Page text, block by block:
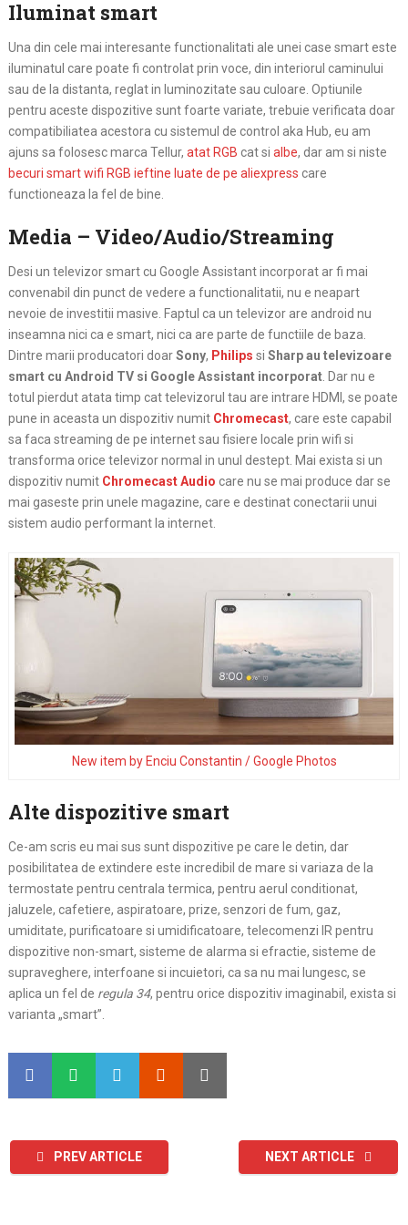
Iluminat smart
Una din cele mai interesante functionalitati ale unei case smart este
iluminatul care poate fi controlat prin voce, din interiorul caminului
sau de la distanta, reglat in luminozitate sau culoare. Optiunile
pentru aceste dispozitive sunt foarte variate, trebuie verificata doar
compatibiliatea acestora cu sistemul de control aka Hub, eu am
ajuns sa folosesc marca Tellur, atat RGB cat si albe, dar am si niste
becuri smart wifi RGB ieftine luate de pe aliexpress care
functioneaza la fel de bine.
Media – Video/Audio/Streaming
Desi un televizor smart cu Google Assistant incorporat ar fi mai
convenabil din punct de vedere a functionalitatii, nu e neapart
nevoie de investitii masive. Faptul ca un televizor are android nu
inseamna nici ca e smart, nici ca are parte de functiile de baza.
Dintre marii producatori doarSony, Philips si Sharpau televizoare
smart cu Android TV si Google Assistant incorporat. Dar nu e
totul pierdut atata timp cat televizorul tau are intrare HDMI, se poate
pune in aceasta un dispozitiv numit Chromecast, care este capabil
sa faca streaming de pe internet sau fisiere locale prin wifi si
transforma orice televizor normal in unul destept. Mai exista si un
dispozitiv numit Chromecast Audio care nu se mai produce dar se
mai gaseste prin unele magazine, care e destinat conectarii unui
sistem audio performant la internet.
New item by Enciu Constantin / Google Photos
Alte dispozitive smart
Ce-am scris eu mai sus sunt dispozitive pe care le detin, dar
posibilitatea de extindere este incredibil de mare si variaza de la
termostate pentru centrala termica, pentru aerul conditionat,
jaluzele, cafetiere, aspiratoare, prize, senzori de fum, gaz,
umiditate, purificatoare si umidificatoare, telecomenzi IR pentru
dispozitive non-smart, sisteme de alarma si efractie, sisteme de
supraveghere, interfoane si incuietori, ca sa nu mai lungesc, se
aplica un fel de regula 34, pentru orice dispozitiv imaginabil, exista si
varianta „smart”.
PREV ARTICLE NEXT ARTICLE